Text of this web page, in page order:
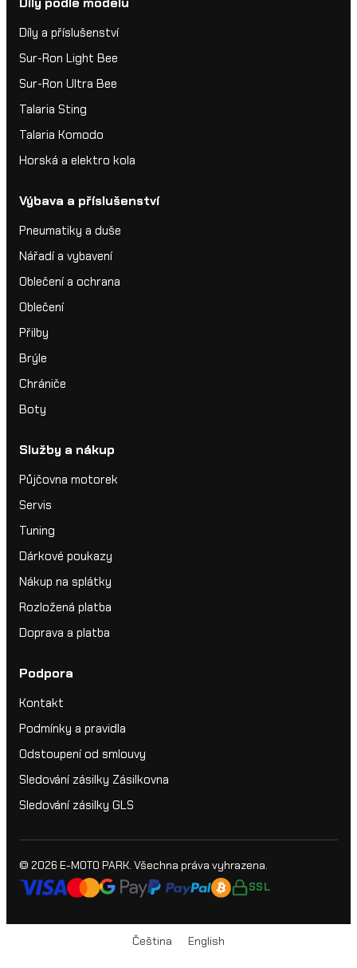
Díly a příslušenství
Sur-Ron Light Bee
Sur-Ron Ultra Bee
Talaria Sting
Talaria Komodo
Horská a elektro kola
Výbava a příslušenství
Pneumatiky a duše
Nářadí a vybavení
Oblečení a ochrana
Oblečení
Přilby
Brýle
Chrániče
Boty
Služby a nákup
Půjčovna motorek
Servis
Tuning
Dárkové poukazy
Nákup na splátky
Rozložená platba
Doprava a platba
Podpora
Kontakt
Podmínky a pravidla
Odstoupení od smlouvy
Sledování zásilky Zásilkovna
Sledování zásilky GLS
© 2026 E-MOTO PARK. Všechna práva vyhrazena.
SSL
Čeština English